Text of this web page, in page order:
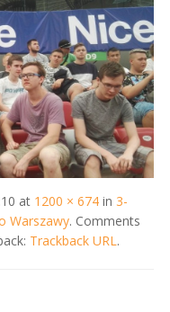
at 1200 × 674in 3-
Warszawy. Comments
Trackback URL.